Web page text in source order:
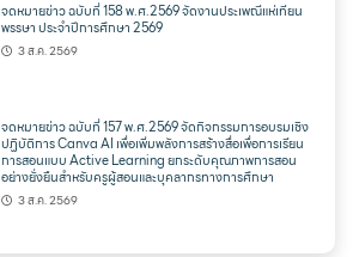
จดหมายข่าว ฉบับที่ 158 พ.ศ.2569 จัดงานประเพณีแห่เทียน
พรรษา ประจำปีการศึกษา 2569
3 ส.ค. 2569
จดหมายข่าว ฉบับที่ 157 พ.ศ.2569 จัดกิจกรรมการอบรมเชิง
ปฏิบัติการ Canva AI เพื่อเพิ่มพลังการสร้างสื่อเพื่อการเรียน
การสอนแบบ Active Learning ยกระดับคุณภาพการสอน
อย่างยั่งยืนสำหรับครูผู้สอนและบุคลากรทางการศึกษา
3 ส.ค. 2569